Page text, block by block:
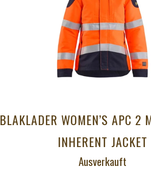
BLAKLADER WOMEN’S APC 2
INHERENT JACKET
Ausverkauft